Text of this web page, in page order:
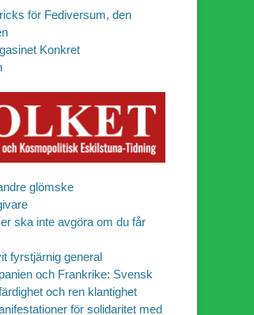
för Fediversum, den
Konkret
glömske
ska inte avgöra om du får
fyrstjärnig general
och Frankrike: Svensk
och ren klantighet
för solidaritet med